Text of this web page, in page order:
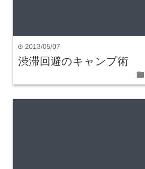
time 2013/05/07
渋滞回避のキャンプ術
folder